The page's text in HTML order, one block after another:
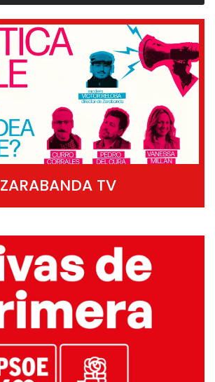
ZARABANDA TV